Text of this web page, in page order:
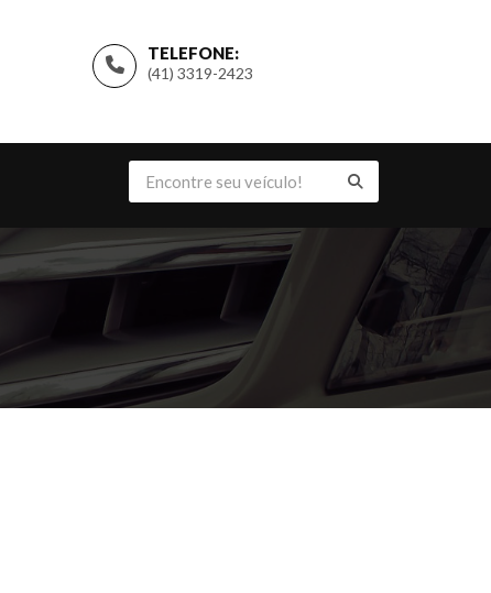
TELEFONE:
(41) 3319-2423